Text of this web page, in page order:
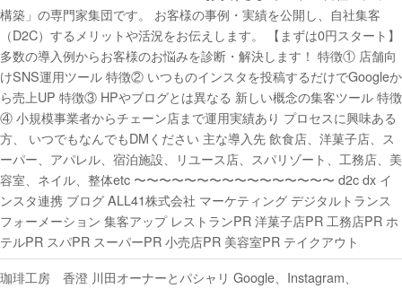
構築」の専門家集団です。 お客様の事例・実績を公開し、自社集客
（D2C）するメリットや活況をお伝えします。 【まずは0円スタート】
多数の導入例からお客様のお悩みを診断・解決します！ 特徴① 店舗向
けSNS運用ツール 特徴② いつものインスタを投稿するだけでGoogleか
ら売上UP 特徴③ HPやブログとは異なる 新しい概念の集客ツール 特徴
④ 小規模事業者からチェーン店まで運用実績あり プロセスに興味ある
方、 いつでもなんでもDMください 主な導入先 飲食店、洋菓子店、ス
ーパー、アパレル、宿泊施設、リユース店、スパリゾート、工務店、美
容室、ネイル、整体etc 〜〜〜〜〜〜〜〜〜〜〜〜〜〜〜〜 d2c dx イ
ンスタ連携 ブログ ALL41株式会社 マーケティング デジタルトランス
フォーメーション 集客アップ レストランPR 洋菓子店PR 工務店PR ホ
テルPR スパPR スーパーPR 小売店PR 美容室PR テイクアウト
珈琲工房 香澄 川田オーナーとパシャリ Google、Instagram、